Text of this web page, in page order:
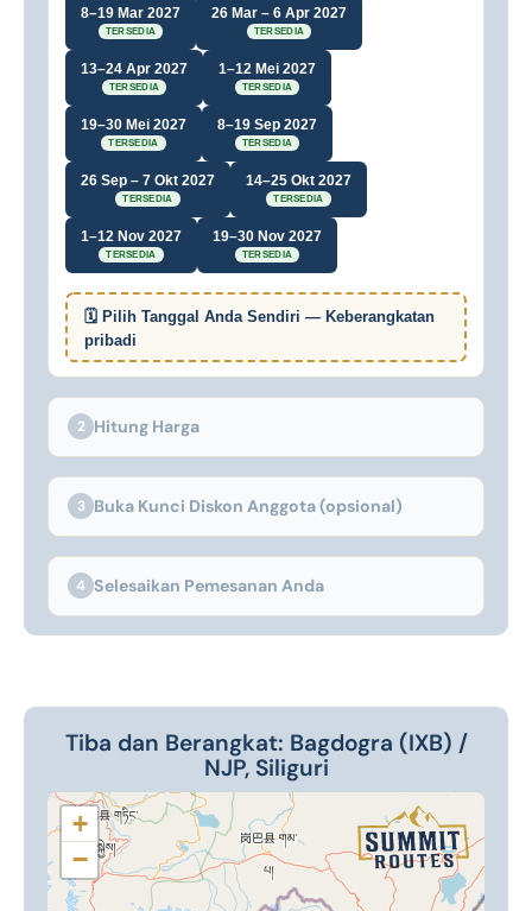
8–19 Mar 2027
TERSEDIA
26 Mar – 6 Apr 2027
TERSEDIA
13–24 Apr 2027
TERSEDIA
1–12 Mei 2027
TERSEDIA
19–30 Mei 2027
TERSEDIA
8–19 Sep 2027
TERSEDIA
26 Sep – 7 Okt 2027
TERSEDIA
14–25 Okt 2027
TERSEDIA
1–12 Nov 2027
TERSEDIA
19–30 Nov 2027
TERSEDIA
🗓 Pilih Tanggal Anda Sendiri — Keberangkatan
pribadi
2 Hitung Harga
3 Buka Kunci Diskon Anggota (opsional)
4 Selesaikan Pemesanan Anda
Tiba dan Berangkat: Bagdogra (IXB) /
NJP, Siliguri
+
−